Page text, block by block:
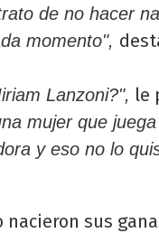
de no hacer
momento",
Lanzoni?", le
mujer que
y eso no lo
nacieron sus